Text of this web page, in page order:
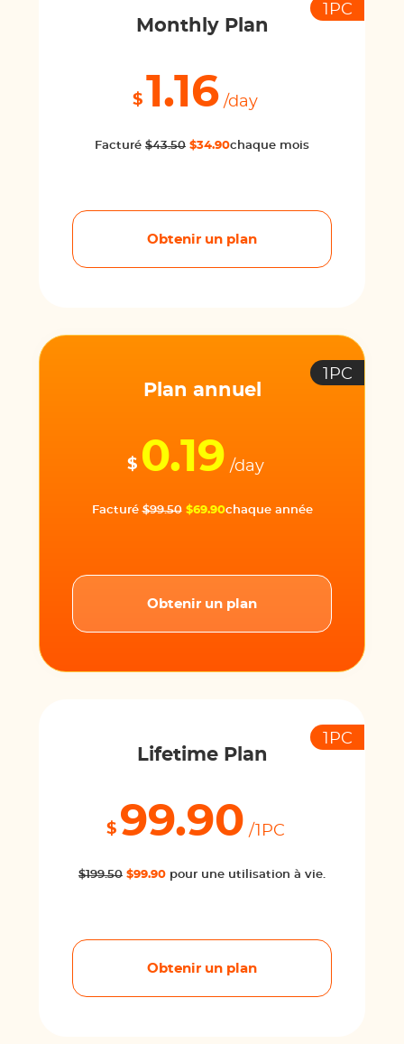
Monthly Plan
1PC
$ 1.16 /day
Facturé $43.50 $34.90chaque mois
Obtenir un plan
Plan annuel
1PC
$ 0.19 /day
Facturé$99.50 $69.90chaque année
Obtenir un plan
Lifetime Plan
1PC
$ 99.90 /1PC
$199.50 $99.90 pour une utilisation à vie.
Obtenir un plan